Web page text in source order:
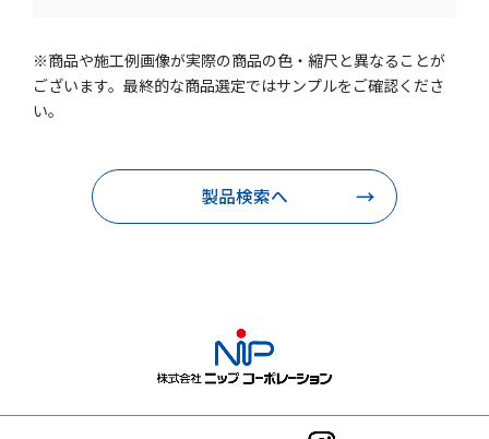
※商品や施工例画像が実際の商品の色・縮尺と異なることが
ございます。最終的な商品選定ではサンプルをご確認くださ
い。
製品検索へ